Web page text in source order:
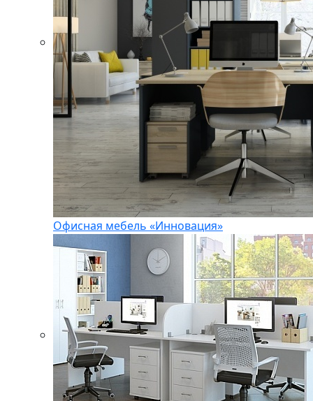
Офисная мебель «Инновация»